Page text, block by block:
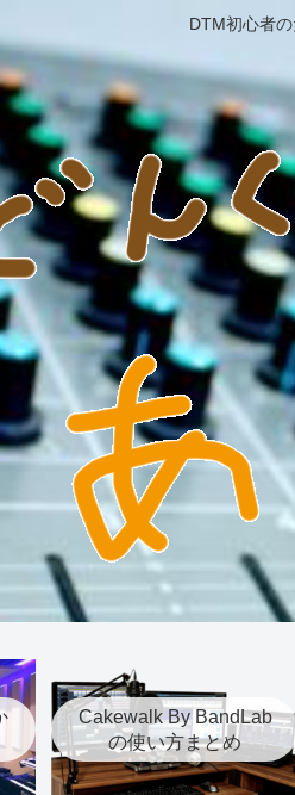
DTM初心者
Cakewalk By BandLab
の使い方まとめ